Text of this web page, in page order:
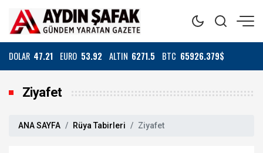
DOLAR 47.21 EURO 53.92 ALTIN 6271.5 BTC 65926.379$
Ziyafet
ANA SAYFA Rüya Tabirleri Ziyafet